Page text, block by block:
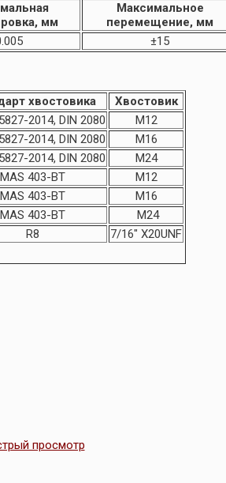
мм
Максимальное
перемещение, мм
±15
хвостовика
Хвостовик
2014, DIN 2080
M12
2014, DIN 2080
M16
2014, DIN 2080
M24
MAS 403-BT
M12
MAS 403-BT
M16
MAS 403-BT
M24
R8
7/16″ X20UNF
просмотр